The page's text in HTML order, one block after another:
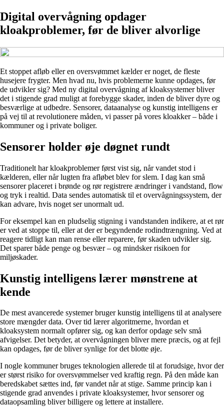
Digital overvågning opdager
kloakproblemer, før de bliver alvorlige
Et stoppet afløb eller en oversvømmet kælder er noget, de fleste
husejere frygter. Men hvad nu, hvis problemerne kunne opdages, før
de udvikler sig? Med ny digital overvågning af kloaksystemer bliver
det i stigende grad muligt at forebygge skader, inden de bliver dyre og
besværlige at udbedre. Sensorer, dataanalyse og kunstig intelligens er
på vej til at revolutionere måden, vi passer på vores kloakker – både i
kommuner og i private boliger.
Sensorer holder øje døgnet rundt
Traditionelt har kloakproblemer først vist sig, når vandet stod i
kælderen, eller når lugten fra afløbet blev for slem. I dag kan små
sensorer placeret i brønde og rør registrere ændringer i vandstand, flow
og tryk i realtid. Data sendes automatisk til et overvågningssystem, der
kan advare, hvis noget ser unormalt ud.
For eksempel kan en pludselig stigning i vandstanden indikere, at et rør
er ved at stoppe til, eller at der er begyndende rodindtrængning. Ved at
reagere tidligt kan man rense eller reparere, før skaden udvikler sig.
Det sparer både penge og besvær – og mindsker risikoen for
miljøskader.
Kunstig intelligens lærer mønstrene at
kende
De mest avancerede systemer bruger kunstig intelligens til at analysere
store mængder data. Over tid lærer algoritmerne, hvordan et
kloaksystem normalt opfører sig, og kan derfor opdage selv små
afvigelser. Det betyder, at overvågningen bliver mere præcis, og at fejl
kan opdages, før de bliver synlige for det blotte øje.
I nogle kommuner bruges teknologien allerede til at forudsige, hvor der
er størst risiko for oversvømmelser ved kraftig regn. På den måde kan
beredskabet sættes ind, før vandet når at stige. Samme princip kan i
stigende grad anvendes i private kloaksystemer, hvor sensorer og
dataopsamling bliver billigere og lettere at installere.